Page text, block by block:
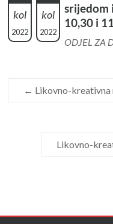
kol
2022
kol
2022
srijedom
10,30 i
ODJEL ZA
← Likovno-kreativna
Likovno-